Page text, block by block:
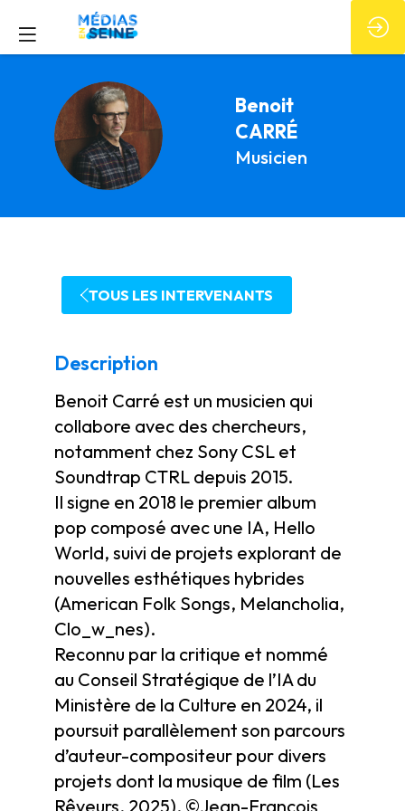
BC
Benoit
CARRÉ
Musicien
TOUS LES INTERVENANTS
Description
Benoit Carré est un musicien qui
collabore avec des chercheurs,
notamment chez Sony CSL et
Soundtrap CTRL depuis 2015.
Il signe en 2018 le premier album
pop composé avec une IA, Hello
World, suivi de projets explorant de
nouvelles esthétiques hybrides
(American Folk Songs, Melancholia,
Clo_w_nes).
Reconnu par la critique et nommé
au Conseil Stratégique de l’IA du
Ministère de la Culture en 2024, il
poursuit parallèlement son parcours
d’auteur-compositeur pour divers
projets dont la musique de film (Les
Rêveurs, 2025). ©Jean-François